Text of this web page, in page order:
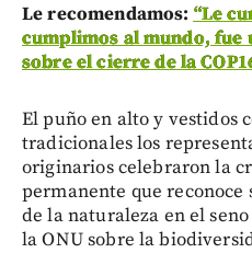
Le recomendamos: “Le
cumplimos al mundo, fue
sobre el cierre de la
El puño en alto y vestidos
tradicionales los
originarios celebraron la
permanente que reconoce
de la naturaleza en el
la ONU sobre la